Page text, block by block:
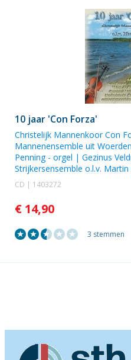
10 jaar 'Con Forza'
Christelijk Mannenkoor Con
Mannenensemble uit
Penning- orgel | Gezinus
Strijkersensemble o.l.v. Martin
CD | 1403272
€ 14,90
3 stemmen